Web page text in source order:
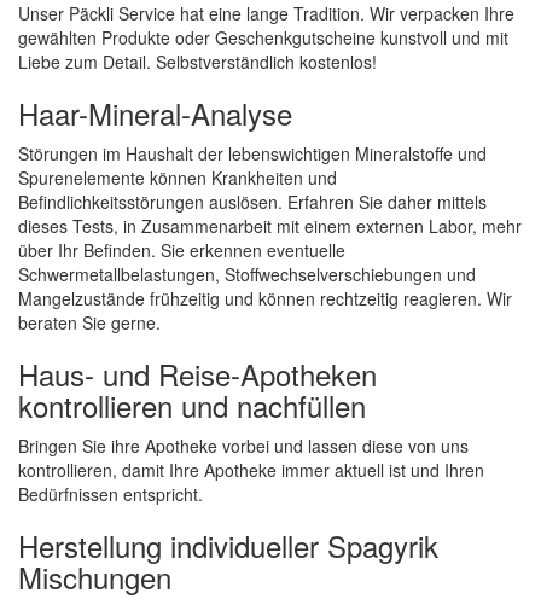
Unser Päckli Service hat eine lange Tradition. Wir verpacken Ihre
gewählten Produkte oder Geschenkgutscheine kunstvoll und mit
Liebe zum Detail. Selbstverständlich kostenlos!
Haar-Mineral-Analyse
Störungen im Haushalt der lebenswichtigen Mineralstoffe und
Spurenelemente können Krankheiten und
Befindlichkeitsstörungen auslösen. Erfahren Sie daher mittels
dieses Tests, in Zusammenarbeit mit einem externen Labor, mehr
über Ihr Befinden. Sie erkennen eventuelle
Schwermetallbelastungen, Stoffwechselverschiebungen und
Mangelzustände frühzeitig und können rechtzeitig reagieren. Wir
beraten Sie gerne.
Haus- und Reise-Apotheken
kontrollieren und nachfüllen
Bringen Sie ihre Apotheke vorbei und lassen diese von uns
kontrollieren, damit Ihre Apotheke immer aktuell ist und Ihren
Bedürfnissen entspricht.
Herstellung individueller Spagyrik
Mischungen